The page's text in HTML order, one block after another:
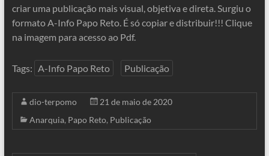
criar uma publicação mais visual, objetiva e direta. Surgiu o
formato A-Info Papo Reto. É só copiar e distribuir!!! Clique
na imagem para acesso ao Pdf.
Tags: A-Info Papo Reto Publicação
dio-terpomo
21 de maio de 2020
Anarquia, Papo Reto, Publicação